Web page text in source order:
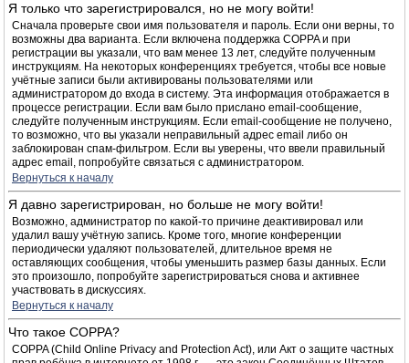
Я только что зарегистрировался, но не могу войти!
Сначала проверьте свои имя пользователя и пароль. Если они верны, то
возможны два варианта. Если включена поддержка COPPA и при
регистрации вы указали, что вам менее 13 лет, следуйте полученным
инструкциям. На некоторых конференциях требуется, чтобы все новые
учётные записи были активированы пользователями или
администратором до входа в систему. Эта информация отображается в
процессе регистрации. Если вам было прислано email-сообщение,
следуйте полученным инструкциям. Если email-сообщение не получено,
то возможно, что вы указали неправильный адрес email либо он
заблокирован спам-фильтром. Если вы уверены, что ввели правильный
адрес email, попробуйте связаться с администратором.
Вернуться к началу
Я давно зарегистрирован, но больше не могу войти!
Возможно, администратор по какой-то причине деактивировал или
удалил вашу учётную запись. Кроме того, многие конференции
периодически удаляют пользователей, длительное время не
оставляющих сообщения, чтобы уменьшить размер базы данных. Если
это произошло, попробуйте зарегистрироваться снова и активнее
участвовать в дискуссиях.
Вернуться к началу
Что такое COPPA?
COPPA (Child Online Privacy and Protection Act), или Акт о защите частных